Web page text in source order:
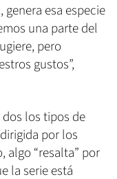
esa especie
una parte del
pero
gustos”,
los tipos de
por los
algo “resalta” por
la serie está